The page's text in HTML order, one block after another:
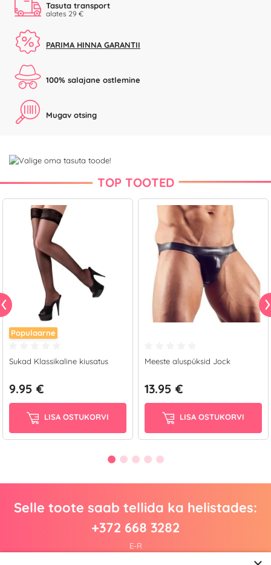
Tasuta transport
alates 29 €
PARIMA HINNA GARANTII
100% salajane ostlemine
Mugav otsing
TOP TOOTED
Populaarne
Sukad Klassikaline kiusatus
9.95 €
LISA OSTUKORVI
Meeste aluspüksid Jock
13.95 €
LISA OSTUKORVI
Selle toote saab tellida ka helistades:
+372 668 3282
E-R